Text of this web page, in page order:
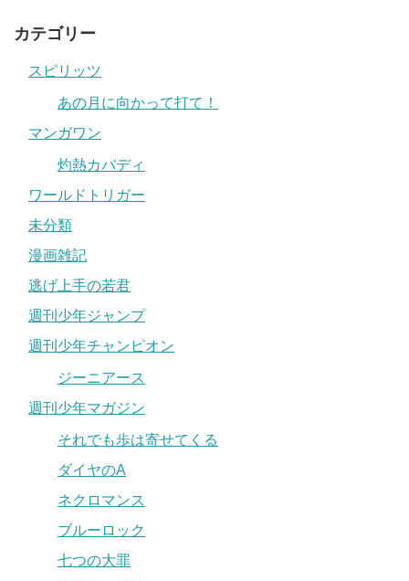
カテゴリー
スピリッツ
あの月に向かって打て！
マンガワン
灼熱カバディ
ワールドトリガー
未分類
漫画雑記
逃げ上手の若君
週刊少年ジャンプ
週刊少年チャンピオン
ジーニアース
週刊少年マガジン
それでも歩は寄せてくる
ダイヤのA
ネクロマンス
ブルーロック
七つの大罪